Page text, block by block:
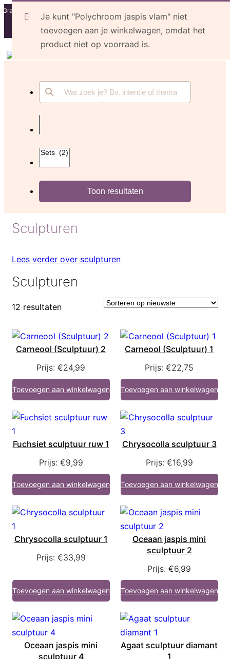
Gratis verzending vanaf €100,
daaronder €4,99
werkdag verstuurd
9,6 door 2.030+ klanten(beoordelingen)
Sculpturen
Lees verder over sculpturen
Sculpturen
Je kunt "Polychroom jaspis vlam" niet
toevoegen aan je winkelwagen, omdat het
product niet op voorraad is.
12 resultaten
Carneool (Sculptuur) 2
Prijs: €24,99
Toevoegen aan winkelwagen
Carneool (Sculptuur) 1
Prijs: €22,75
Toevoegen aan winkelwagen
Fuchsiet sculptuur ruw 1
Prijs: €9,99
Toevoegen aan winkelwagen
Chrysocolla sculptuur 3
Prijs: €16,99
Toevoegen aan winkelwagen
Chrysocolla sculptuur 1
Prijs: €33,99
Toevoegen aan winkelwagen
Oceaan jaspis mini
sculptuur 2
Prijs: €6,99
Toevoegen aan winkelwagen
Oceaan jaspis mini
sculptuur 4
Agaat sculptuur diamant
1